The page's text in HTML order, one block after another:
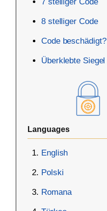
8 stelliger Code
Code beschädigt?
Überklebte Siegel
Languages
English
Polski
Romana